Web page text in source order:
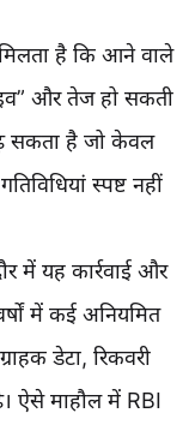
है कि आने वाले
और तेज हो सकती
सकता है जो केवल
स्पष्ट नहीं
में यह कार्रवाई और
में कई अनियमित
डेटा, रिकवरी
ऐसे माहौल में RBI